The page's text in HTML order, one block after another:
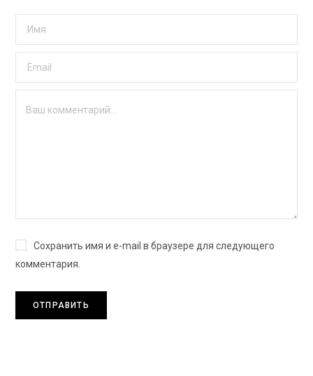
Сохранить имя и e-mail в браузере для следующего
комментария.